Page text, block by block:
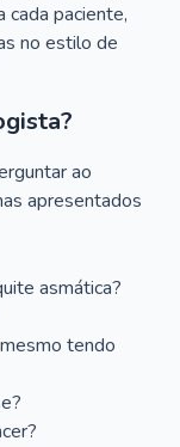
paciente,
no estilo de
ao
apresentados
asmática?
tendo